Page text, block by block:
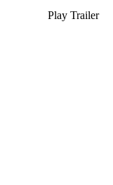
Play Trailer